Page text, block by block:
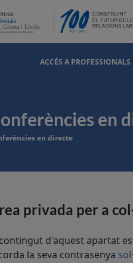
ACCÉS A PROFESSIONALS
en
en directe
privada per a
d'aquest apartat
la seva contrasenya